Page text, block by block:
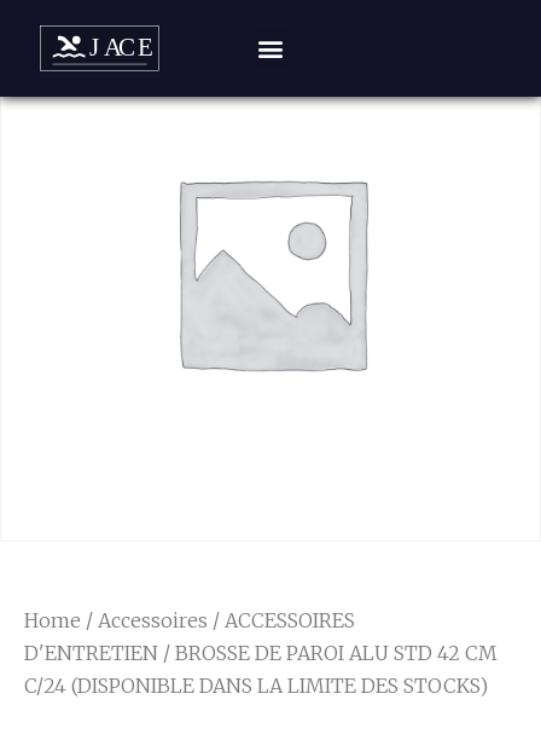
Home / Accessoires / ACCESSOIRES
D'ENTRETIEN / BROSSE DE PAROI ALU STD 42 CM
C/24 (DISPONIBLE DANS LA LIMITE DES STOCKS)